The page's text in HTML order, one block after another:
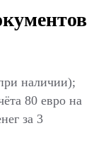
наличии);
80 евро на
за 3